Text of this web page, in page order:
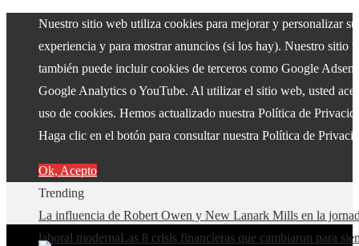
Nuestro sitio web utiliza cookies para mejorar y personalizar su
experiencia y para mostrar anuncios (si los hay). Nuestro sitio
también puede incluir cookies de terceros como Google
Google Analytics o YouTube. Al utilizar el sitio web, usted
uso de cookies. Hemos actualizado nuestra Política de
Haga clic en el botón para consultar nuestra Política de
Ok, Acepto
Trending
La influencia de Robert Owen y New Lanark Mills en la
laboral modernaLas 8 crisis financieras que cambiaron para